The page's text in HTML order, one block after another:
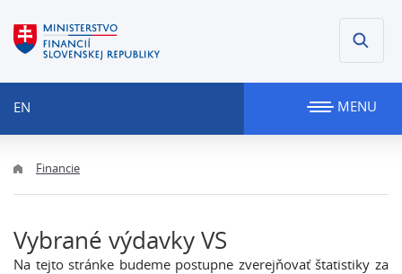
EN MENU
Financie
Vybrané výdavky VS
Na tejto stránke budeme postupne zverejňovať štatistiky za